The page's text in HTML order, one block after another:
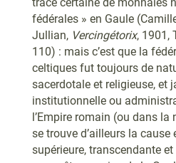
fédérales » en Gaule
Jullian, Vercingétorix, 1901,
110) : mais c’est que la
celtiques fut toujours de
sacerdotale et religieuse, et
institutionnelle ou
l’Empire romain (ou dans la
se trouve d’ailleurs la
supérieure, transcendante